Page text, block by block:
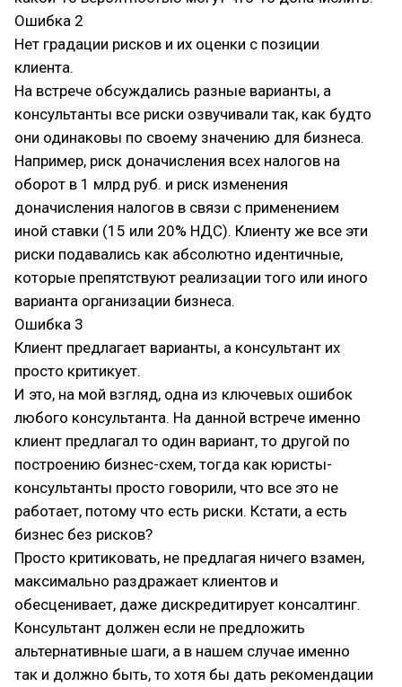
Ошибка 2
Нет градации рисков и их оценки с позиции
клиента.
На встрече обсуждались разные варианты, а
консультанты все риски озвучивали так, как будто
они одинаковы по своему значению для бизнеса.
Например, риск доначисления всех налогов на
оборот в 1 млрд руб. и риск изменения
доначисления налогов в связи с применением
иной ставки (15 или 20% НДС). Клиенту же все эти
риски подавались как абсолютно идентичные,
которые препятствуют реализации того или иного
варианта организации бизнеса.
Ошибка 3
Клиент предлагает варианты, а консультант их
просто критикует.
И это, на мой взгляд, одна из ключевых ошибок
любого консультанта. На данной встрече именно
клиент предлагал то один вариант, то другой по
построению бизнес-схем, тогда как юристы-
консультанты просто говорили, что все это не
работает, потому что есть риски. Кстати, а есть
бизнес без рисков?
Просто критиковать, не предлагая ничего взамен,
максимально раздражает клиентов и
обесценивает, даже дискредитирует консалтинг.
Консультант должен если не предложить
альтернативные шаги, а в нашем случае именно
так и должно быть, то хотя бы дать рекомендации